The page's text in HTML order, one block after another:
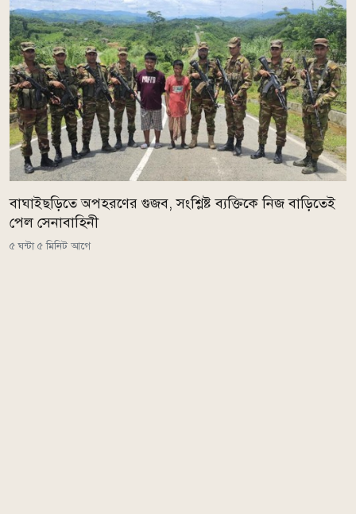
বাঘাইছড়িতে অপহরণের গুজব, সংশ্লিষ্ট ব্যক্তিকে নিজ বাড়িতেই
পেল সেনাবাহিনী
৫ ঘন্টা ৫ মিনিট আগে